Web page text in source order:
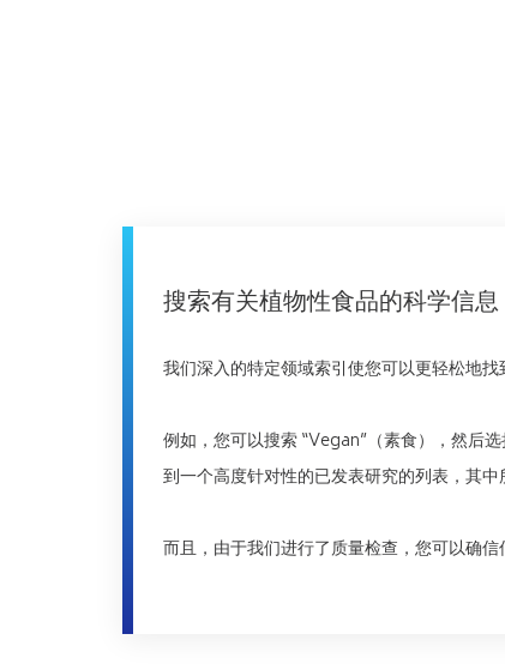
搜索有关植物性食品的科学信息
我们深入的特定领域索引使您可以更轻松地
例如，您可以搜索 “Vegan”（素食），然后
到一个高度针对性的已发表研究的列表，其中
而且，由于我们进行了质量检查，您可以确信